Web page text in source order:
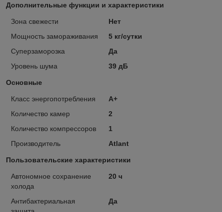
Дополнительные функции и характеристики
Зона свежести
Нет
Мощность замораживания
5 кг/сутки
Суперзаморозка
Да
Уровень шума
39 дБ
Основные
Класс энергопотребления
A+
Количество камер
2
Количество компрессоров
1
Производитель
Atlant
Пользовательские характеристики
Автономное сохранение
холода
20 ч
Антибактериальная
Да